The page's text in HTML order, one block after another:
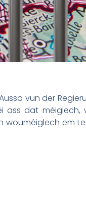
vun der
ass dat méiglech,
ëm